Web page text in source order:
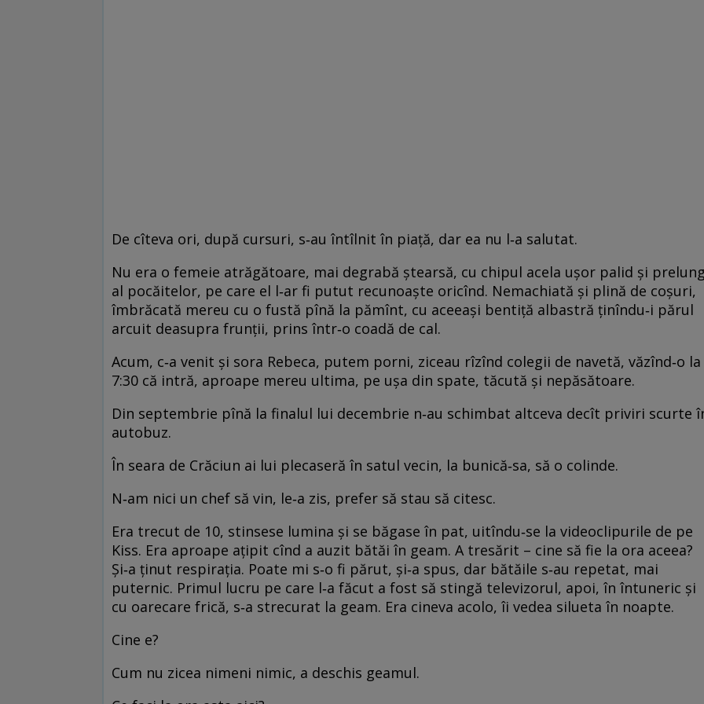
De cîteva ori, după cursuri, s‑au întîlnit în piaţă, dar ea nu l‑a salutat.
Nu era o femeie atrăgătoare, mai degrabă ştearsă, cu chipul acela uşor palid şi
al pocăitelor, pe care el l‑ar fi putut recunoaşte oricînd. Nemachiată şi plină de coşuri,
îmbrăcată mereu cu o fustă pînă la pămînt, cu aceeaşi bentiţă albastră ţinîndu‑i părul
arcuit deasupra frunţii, prins într‑o coadă de cal.
Acum, c‑a venit şi sora Rebeca, putem porni, ziceau rîzînd colegii de navetă, văzînd‑o la
7:30 că intră, aproape mereu ultima, pe uşa din spate, tăcută şi nepăsătoare.
Din septembrie pînă la finalul lui decembrie n‑au schimbat altceva decît priviri scurte
autobuz.
În seara de Crăciun ai lui plecaseră în satul vecin, la bunică‑sa, să o colinde.
N‑am nici un chef să vin, le‑a zis, prefer să stau să citesc.
Era trecut de 10, stinsese lumina şi se băgase în pat, uitîndu‑se la videoclipurile de pe
Kiss. Era aproape aţipit cînd a auzit bătăi în geam. A tresărit – cine să fie la ora aceea?
Şi‑a ţinut respiraţia. Poate mi s‑o fi părut, şi‑a spus, dar bătăile s‑au repetat, mai
puternic. Primul lucru pe care l‑a făcut a fost să stingă televizorul, apoi, în întuneric şi
cu oarecare frică, s‑a strecurat la geam. Era cineva acolo, îi vedea silueta în noapte.
Cine e?
Cum nu zicea nimeni nimic, a deschis geamul.